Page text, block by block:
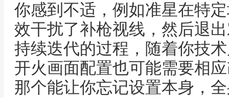
你感到不适，例如准星在特
效干扰了补枪视线，然后退
持续迭代的过程，随着你技
开火画面配置也可能需要相
那个能让你忘记设置本身，